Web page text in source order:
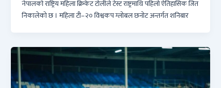
नेपालको राष्ट्रिय महिला क्रिकेट टोलीले टेस्ट राष्ट्रमाथि पहिलो ऐतिहासिक जित
निकालेको छ । महिला टी–२० विश्वकप ग्लोबल छनोट अन्तर्गत शनिबार